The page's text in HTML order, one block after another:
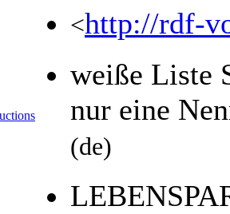
<http://rdf-
weiße Liste
nur eine
(de)